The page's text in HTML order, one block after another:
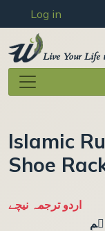
Skip to main content
User
Log in
Live Your Life
Islamic
Shoe
اردو ترجمہ نیچے